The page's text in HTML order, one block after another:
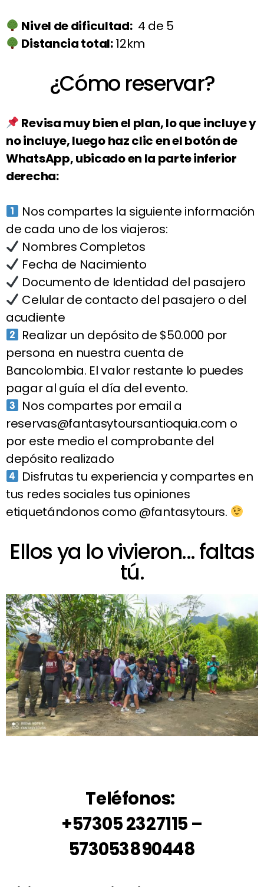
Nivel de dificultad:4 de 5
Distancia total:12km
¿Cómo reservar?
Revisa muy bien el plan, lo que incluye y
no incluye, luego haz clic en el botón de
WhatsApp, ubicado en la parte inferior
derecha:
Nos compartes la siguiente información
de cada uno de los viajeros:
Nombres Completos
Fecha de Nacimiento
Documento de Identidad del pasajero
Celular de contacto del pasajero o del
acudiente
Realizar un depósito de $50.000 por
persona en nuestra cuenta de
Bancolombia. El valor restante lo puedes
pagar al guía el día del evento.
Nos compartes por email a
reservas@fantasytoursantioquia.com o
por este medio el comprobante del
depósito realizado
Disfrutas tu experiencia y compartes en
tus redes sociales tus opiniones
etiquetándonos como @fantasytours.
Ellos ya lo vivieron... faltas
tú.
Teléfonos:
+57305 2327115 –
573053890448